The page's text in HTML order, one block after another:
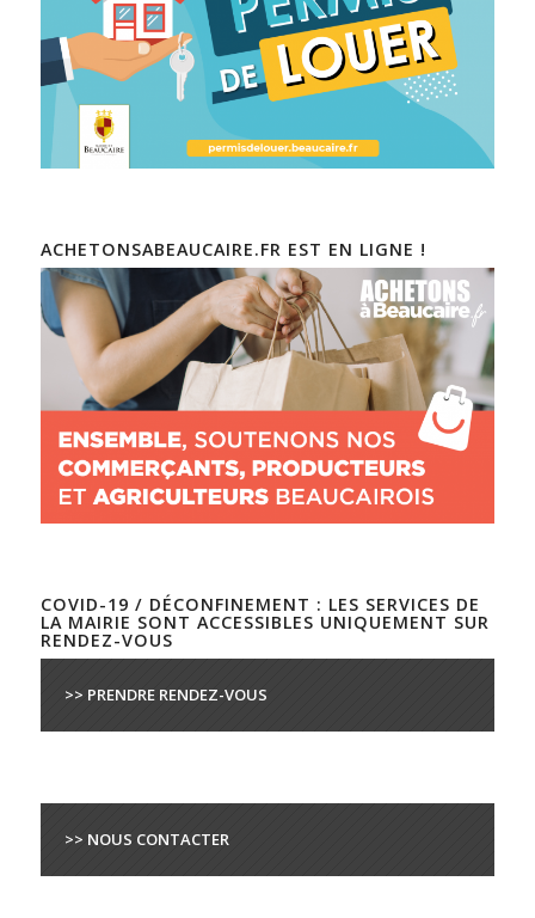
ACHETONSABEAUCAIRE.FR EST EN LIGNE !
COVID-19 / DÉCONFINEMENT : LES SERVICES DE
LA MAIRIE SONT ACCESSIBLES UNIQUEMENT SUR
RENDEZ-VOUS
>> PRENDRE RENDEZ-VOUS
>> NOUS CONTACTER